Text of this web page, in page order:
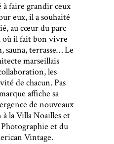
à faire grandir ceux
eux, il a souhaité
au cœur du parc
où il fait bon vivre
sauna, terrasse… Le
marseillais
les
de chacun. Pas
affiche sa
de nouveaux
la Villa Noailles et
et du
Vintage.